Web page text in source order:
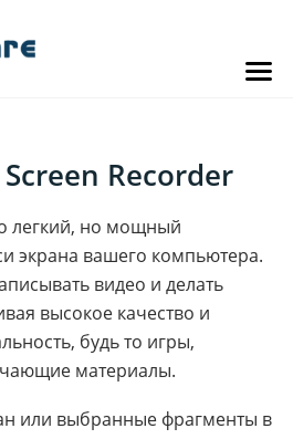
Recorder
легкий, но мощный
экрана вашего компьютера.
видео и делать
высокое качество и
будь то игры,
материалы.
или выбранные фрагменты в